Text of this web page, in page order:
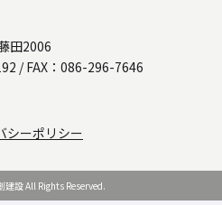
田2006
/ FAX：086-296-7646
シーポリシー
設 All Rights Reserved.